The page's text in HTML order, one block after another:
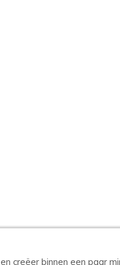
en creëer binnen een paar